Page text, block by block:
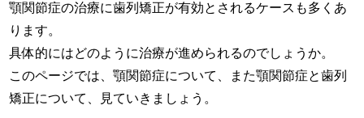
顎関節症の治療に歯列矯正が有効とされるケースも多くあ
ります。
具体的にはどのように治療が進められるのでしょうか。
このページでは、顎関節症について、また顎関節症と歯列
矯正について、見ていきましょう。